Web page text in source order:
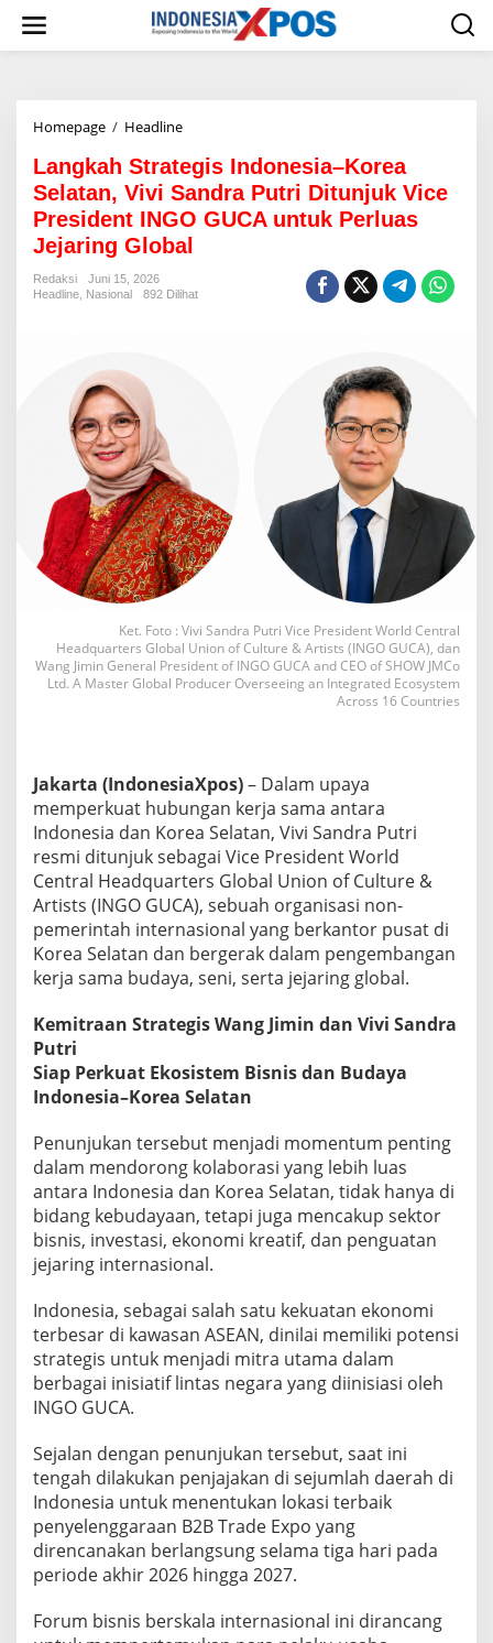
w
Homepage / Headline
n
g
k
a
h
t
r
d
o
n
e
s
i
–
K
o
r
l
a
t
a
n
,
V
v
i
S
n
d
a
P
t
i
D
i
t
u
n
u
k
V
i
c
r
e
s
i
d
e
n
I
N
Langkah Strategis Indonesia–Korea
Selatan, Vivi Sandra Putri Ditunjuk Vice
President INGO GUCA untuk Perluas
Jejaring Global
Redaksi
Juni 15, 2026
Headline Nasional 892 Dilihat
Ket. Foto : Vivi Sandra Putri Vice President World Central
Headquarters Global Union of Culture & Artists (INGO GUCA), dan
Wang Jimin General President of INGO GUCA and CEO of SHOW JMCo
Ltd. A Master Global Producer Overseeing an Integrated Ecosystem
Across 16 Countries
Jakarta (IndonesiaXpos)– Dalam upaya
memperkuat hubungan kerja sama antara
Indonesia dan Korea Selatan, Vivi Sandra Putri
resmi ditunjuk sebagai Vice President World
Central Headquarters Global Union of Culture &
Artists (INGO GUCA), sebuah organisasi non-
pemerintah internasional yang berkantor pusat di
Korea Selatan dan bergerak dalam pengembangan
kerja sama budaya, seni, serta jejaring global.
Kemitraan Strategis Wang Jimin dan Vivi Sandra
Putri
Siap Perkuat Ekosistem Bisnis dan Budaya
Indonesia–Korea Selatan
Penunjukan tersebut menjadi momentum penting
dalam mendorong kolaborasi yang lebih luas
antara Indonesia dan Korea Selatan, tidak hanya di
bidang kebudayaan, tetapi juga mencakup sektor
bisnis, investasi, ekonomi kreatif, dan penguatan
jejaring internasional.
Indonesia, sebagai salah satu kekuatan ekonomi
terbesar di kawasan ASEAN, dinilai memiliki potensi
strategis untuk menjadi mitra utama dalam
berbagai inisiatif lintas negara yang diinisiasi oleh
INGO GUCA.
Sejalan dengan penunjukan tersebut, saat ini
tengah dilakukan penjajakan di sejumlah daerah di
Indonesia untuk menentukan lokasi terbaik
penyelenggaraan B2B Trade Expo yang
direncanakan berlangsung selama tiga hari pada
periode akhir 2026 hingga 2027.
Forum bisnis berskala internasional ini dirancang